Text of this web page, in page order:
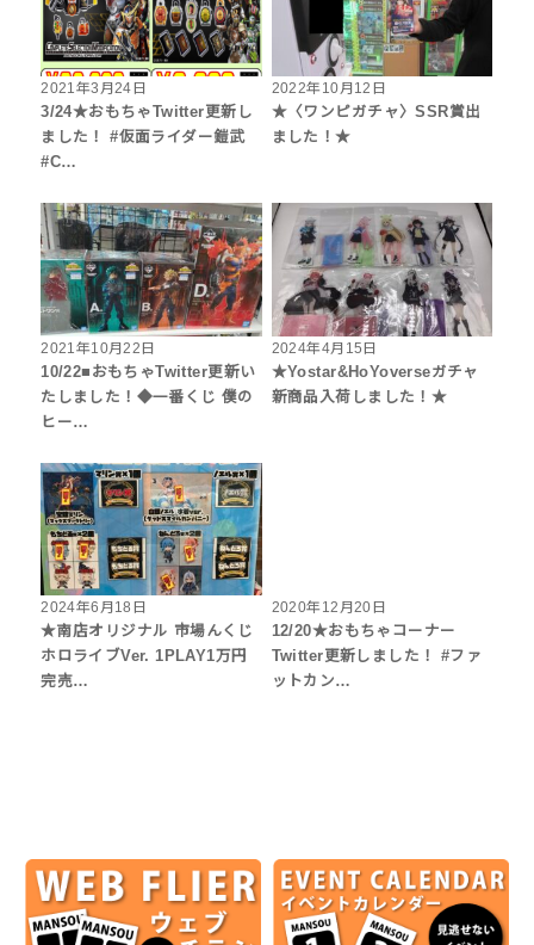
2021年3月24日
3/24★おもちゃTwitter更新し
ました！ #仮面ライダー鎧武
#C…
2022年10月12日
★〈ワンピガチャ〉SSR賞出
ました！★
2021年10月22日
10/22■おもちゃTwitter更新い
たしました！◆一番くじ 僕の
ヒー…
2024年4月15日
★Yostar&HoYoverseガチャ
新商品入荷しました！★
2024年6月18日
★南店オリジナル 市場んくじ
ホロライブVer. 1PLAY1万円
完売…
2020年12月20日
12/20★おもちゃコーナー
Twitter更新しました！ #ファ
ットカン…